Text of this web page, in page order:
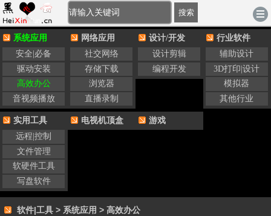
[登录] 账户充值| 电脑版
搜索
系统应用
安全|必备
驱动安装
高效办公
音视频播放
网络应用
社交网络
存储下载
浏览器
直播录制
设计/开发
设计剪辑
编程开发
行业软件
辅助设计
3D打印|设计
模拟器
其他行业
实用工具
远程|控制
文件管理
软硬件工具
写盘软件
电视机顶盒 游戏
软件|工具 > 系统应用 > 高效办公